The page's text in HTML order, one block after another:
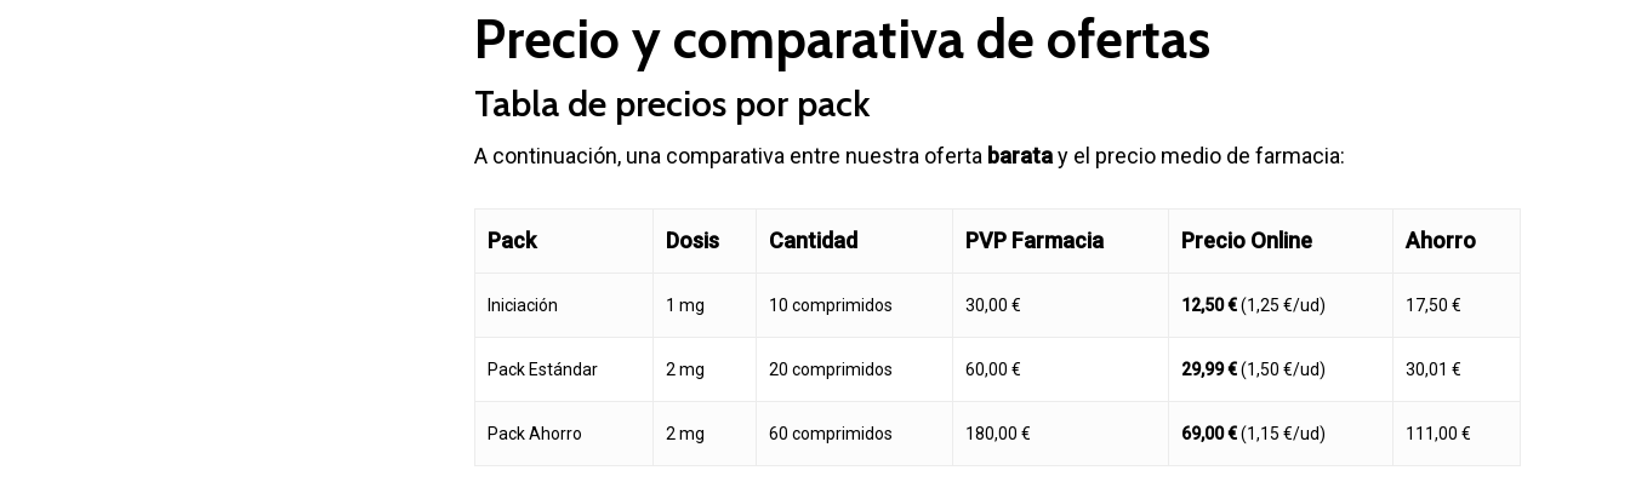
Precio y comparativa de ofertas
Tabla de precios por pack
A continuación, una comparativa entre nuestra oferta baratay el precio medio de farmacia:
Pack Dosis Cantidad PVP Farmacia Precio Online Ahorro
Iniciación 1 mg 10 comprimidos 30,00 € 12,50 €(1,25 €/ud) 17,50 €
Pack Estándar 2 mg 20 comprimidos 60,00 € 29,99 €(1,50 €/ud) 30,01 €
Pack Ahorro 2 mg 60 comprimidos 180,00 € 69,00 €(1,15 €/ud) 111,00 €